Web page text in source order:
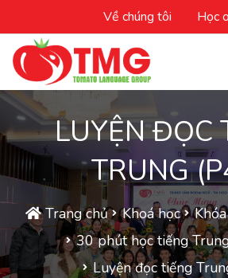
Về chúng tôi Học
LUYỆN ĐỌC
TRUNG
Trang chủ Khoá học
30 phút học tiếng
Luyện đọc tiếng